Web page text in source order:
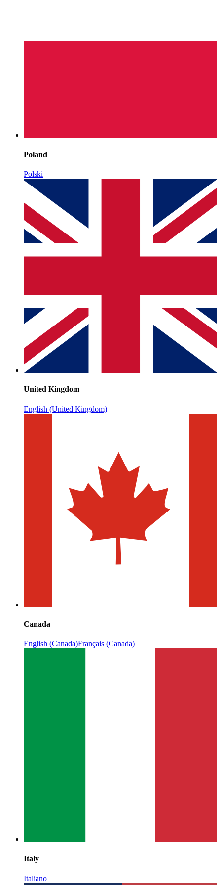
Poland
Polski
United Kingdom
English (United Kingdom)
Canada
English (Canada)Français (Canada)
Italy
Italiano